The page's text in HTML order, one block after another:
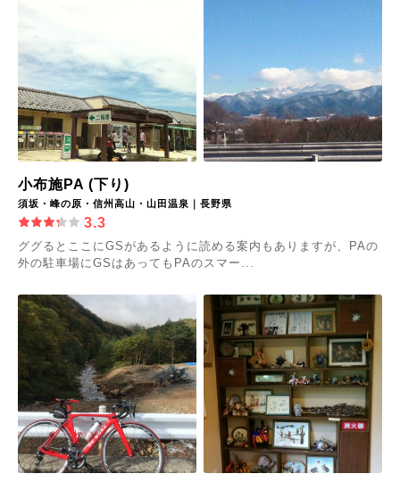
小布施PA (下り)
須坂・峰の原・信州高山・山田温泉｜長野県
3.3
ググるとここにGSがあるように読める案内もありますが、PAの
外の駐車場にGSはあってもPAのスマー...